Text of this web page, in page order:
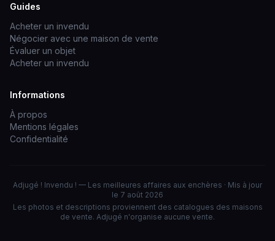
Guides
Acheter un invendu
Négocier avec une maison de vente
Évaluer un objet
Acheter un invendu
Informations
À propos
Mentions légales
Confidentialité
Adjugé ! Invendu ! — Les meilleures affaires aux enchères · Mis à jour
le 7 août 2026
Les photos et descriptions proviennent des catalogues des maisons
de vente. Adjugé n'organise aucune vente.